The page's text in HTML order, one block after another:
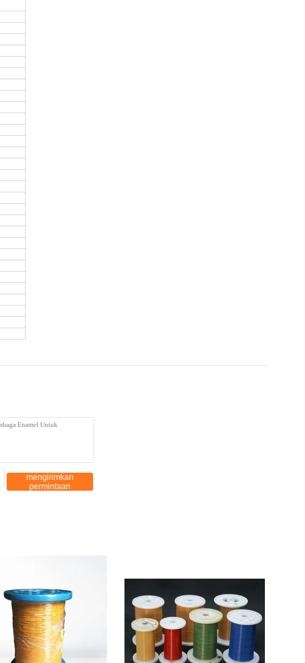
mengirimkan
permintaan